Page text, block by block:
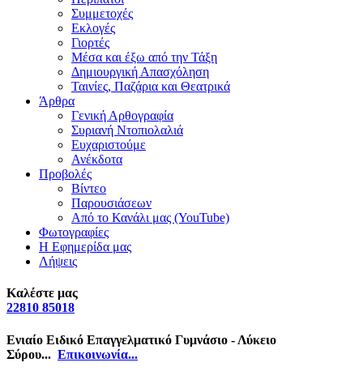
Συμμετοχές
Εκλογές
Γιορτές
Μέσα και έξω από την Τάξη
Δημιουργική Απασχόληση
Ταινίες, Παζάρια και Θεατρικά
Άρθρα
Γενική Αρθογραφία
Συριανή Ντοπιολαλιά
Ευχαριστούμε
Ανέκδοτα
Προβολές
Βίντεο
Παρουσιάσεων
Από το Κανάλι μας (YouTube)
Φωτογραφίες
Η Εφημερίδα μας
Λήψεις
Καλέστε μας
22810 85018
Ενιαίο Ειδικό Επαγγελματικό Γυμνάσιο - Λύκειο
Σύρου... Επικοινωνία...